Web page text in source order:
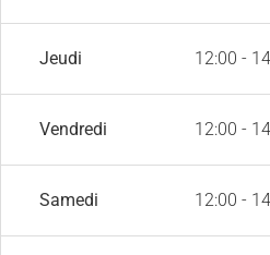
Jeudi 12:00 -
Vendredi 12:00 -
Samedi 12:00 -